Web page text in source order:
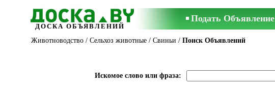
ДОСКА ОБЪЯВЛЕНИЙ
Подать Объявление
Животноводство / Сельхоз животные / Свиньи / Поиск Объявлений
Искомое слово или фраза: